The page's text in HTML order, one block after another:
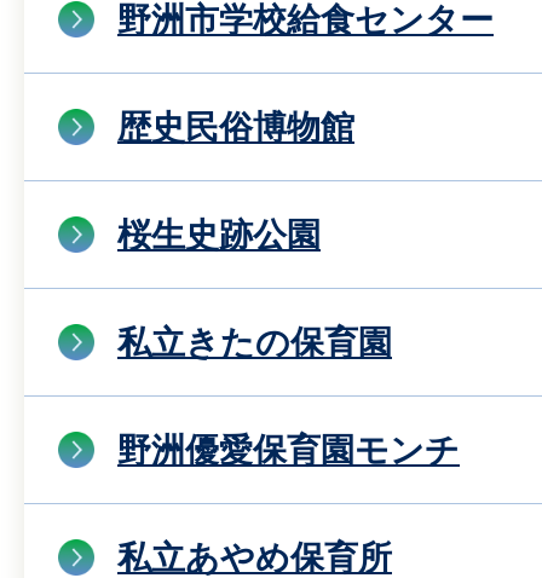
野洲市学校給食センター
歴史民俗博物館
桜生史跡公園
私立きたの保育園
野洲優愛保育園モンチ
私立あやめ保育所